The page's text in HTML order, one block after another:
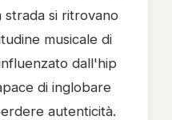
strada si ritrovano
musicale di
dall'hip
di inglobare
autenticità.